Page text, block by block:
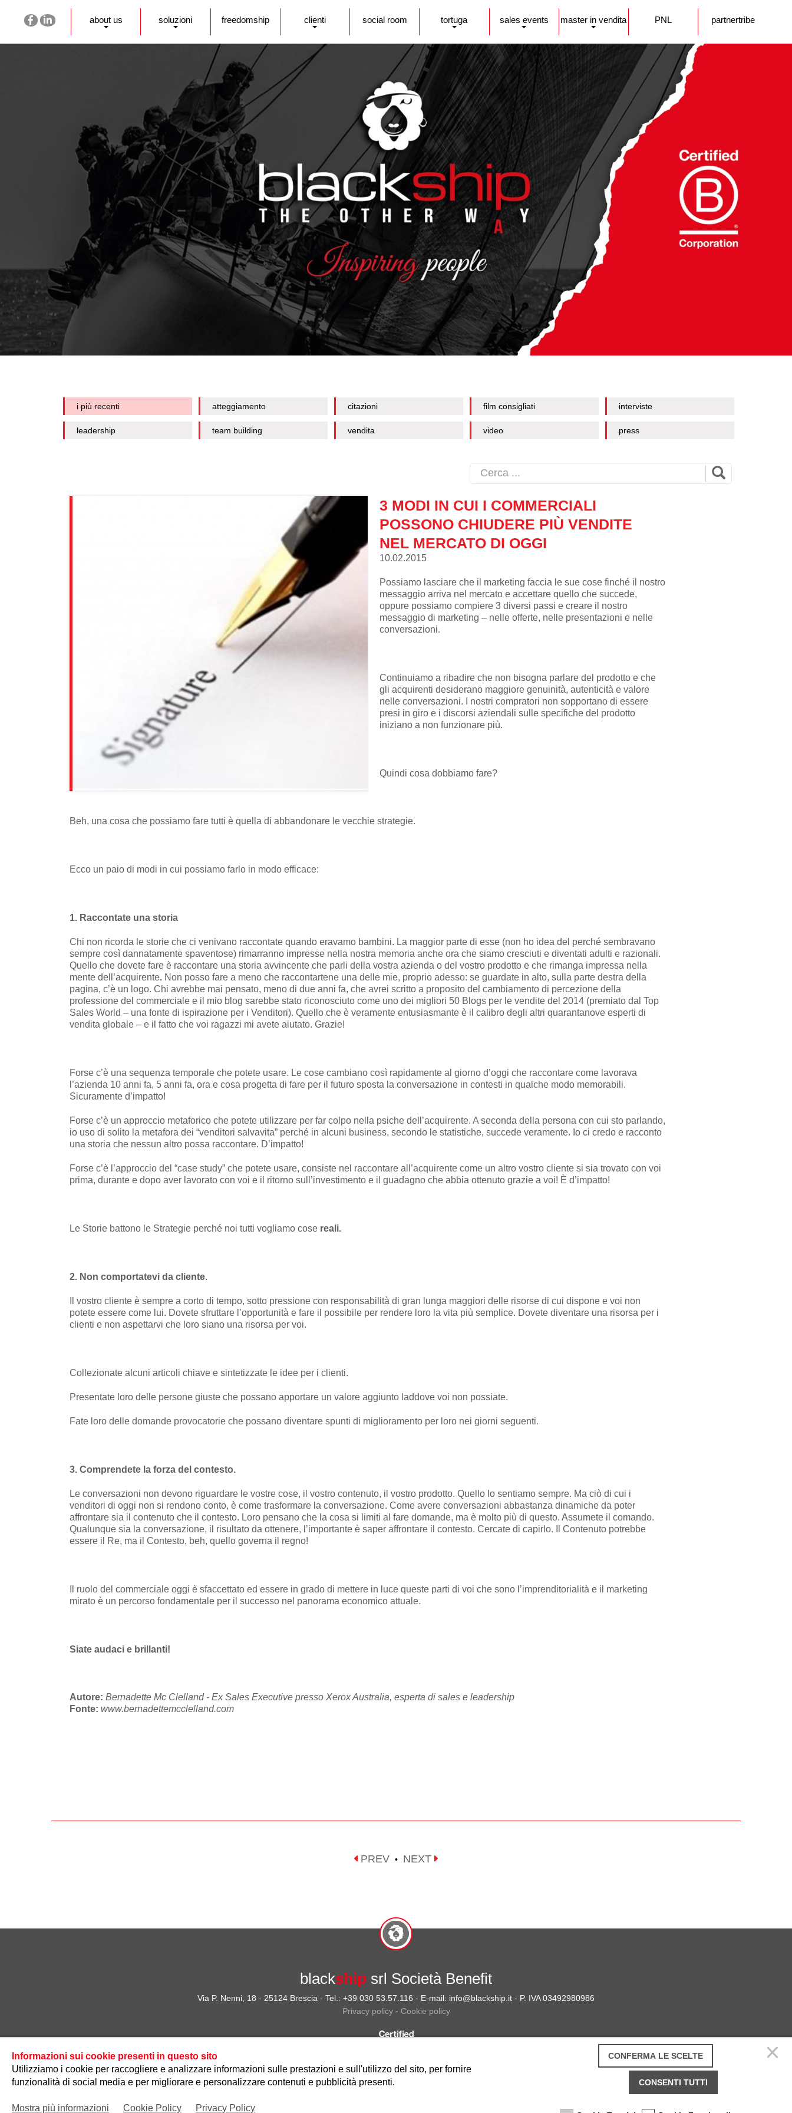
about us soluzioni freedomship clienti social room tortuga sales events master in vendita PNL partnertribe
i più recenti atteggiamento citazioni film consigliati interviste
leadership team building vendita video press
3 MODI IN CUI I COMMERCIALI
POSSONO CHIUDERE PIÙ VENDITE
NEL MERCATO DI OGGI
10.02.2015
Possiamo lasciare che il marketing faccia le sue cose finché il nostro
messaggio arriva nel mercato e accettare quello che succede,
oppure possiamo compiere 3 diversi passi e creare il nostro
messaggio di marketing – nelle offerte, nelle presentazioni e nelle
conversazioni.
Continuiamo a ribadire che non bisogna parlare del prodotto e che
gli acquirenti desiderano maggiore genuinità, autenticità e valore
nelle conversazioni. I nostri compratori non sopportano di essere
presi in giro e i discorsi aziendali sulle specifiche del prodotto
iniziano a non funzionare più.
Quindi cosa dobbiamo fare?
Beh, una cosa che possiamo fare tutti è quella di abbandonare le vecchie strategie.
Ecco un paio di modi in cui possiamo farlo in modo efficace:
1. Raccontate una storia
Chi non ricorda le storie che ci venivano raccontate quando eravamo bambini. La maggior parte di esse (non ho idea del perché sembravano
sempre così dannatamente spaventose) rimarranno impresse nella nostra memoria anche ora che siamo cresciuti e diventati adulti e razionali.
Quello che dovete fare è raccontare una storia avvincente che parli della vostra azienda o del vostro prodotto e che rimanga impressa nella
mente dell’acquirente. Non posso fare a meno che raccontartene una delle mie, proprio adesso: se guardate in alto, sulla parte destra della
pagina, c’è un logo. Chi avrebbe mai pensato, meno di due anni fa, che avrei scritto a proposito del cambiamento di percezione della
professione del commerciale e il mio blog sarebbe stato riconosciuto come uno dei migliori 50 Blogs per le vendite del 2014 (premiato dal Top
Sales World – una fonte di ispirazione per i Venditori). Quello che è veramente entusiasmante è il calibro degli altri quarantanove esperti di
vendita globale – e il fatto che voi ragazzi mi avete aiutato. Grazie!
Forse c’è una sequenza temporale che potete usare. Le cose cambiano così rapidamente al giorno d’oggi che raccontare come lavorava
l’azienda 10 anni fa, 5 anni fa, ora e cosa progetta di fare per il futuro sposta la conversazione in contesti in qualche modo memorabili.
Sicuramente d’impatto!
Forse c’è un approccio metaforico che potete utilizzare per far colpo nella psiche dell’acquirente. A seconda della persona con cui sto parlando,
io uso di solito la metafora dei “venditori salvavita” perché in alcuni business, secondo le statistiche, succede veramente. Io ci credo e racconto
una storia che nessun altro possa raccontare. D’impatto!
Forse c’è l’approccio del “case study” che potete usare, consiste nel raccontare all’acquirente come un altro vostro cliente si sia trovato con voi
prima, durante e dopo aver lavorato con voi e il ritorno sull’investimento e il guadagno che abbia ottenuto grazie a voi! È d’impatto!
Le Storie battono le Strategie perché noi tutti vogliamo cose reali.
2. Non comportatevi da cliente.
Il vostro cliente è sempre a corto di tempo, sotto pressione con responsabilità di gran lunga maggiori delle risorse di cui dispone e voi non
potete essere come lui. Dovete sfruttare l’opportunità e fare il possibile per rendere loro la vita più semplice. Dovete diventare una risorsa per i
clienti e non aspettarvi che loro siano una risorsa per voi.
Collezionate alcuni articoli chiave e sintetizzate le idee per i clienti.
Presentate loro delle persone giuste che possano apportare un valore aggiunto laddove voi non possiate.
Fate loro delle domande provocatorie che possano diventare spunti di miglioramento per loro nei giorni seguenti.
3. Comprendete la forza del contesto.
Le conversazioni non devono riguardare le vostre cose, il vostro contenuto, il vostro prodotto. Quello lo sentiamo sempre. Ma ciò di cui i
venditori di oggi non si rendono conto, è come trasformare la conversazione. Come avere conversazioni abbastanza dinamiche da poter
affrontare sia il contenuto che il contesto. Loro pensano che la cosa si limiti al fare domande, ma è molto più di questo. Assumete il comando.
Qualunque sia la conversazione, il risultato da ottenere, l’importante è saper affrontare il contesto. Cercate di capirlo. Il Contenuto potrebbe
essere il Re, ma il Contesto, beh, quello governa il regno!
Il ruolo del commerciale oggi è sfaccettato ed essere in grado di mettere in luce queste parti di voi che sono l’imprenditorialità e il marketing
mirato è un percorso fondamentale per il successo nel panorama economico attuale.
Siate audaci e brillanti!
Autore: Bernadette Mc Clelland - Ex Sales Executive presso Xerox Australia, esperta di sales e leadership
Fonte: www.bernadettemcclelland.com
PREV • NEXT
blackship srl Società Benefit
Via P. Nenni, 18 - 25124 Brescia - Tel.: +39 030 53.57.116 - E-mail: info@blackship.it - P. IVA 03492980986
Privacy policy- Cookie policy
CONFERMA LE SCELTE
CONSENTI TUTTI
Informazioni sui cookie presenti in questo sito
Utilizziamo i cookie per raccogliere e analizzare informazioni sulle prestazioni e sull'utilizzo del sito, per fornire
funzionalità di social media e per migliorare e personalizzare contenuti e pubblicità presenti.
Mostra più informazioni Cookie Policy Privacy Policy